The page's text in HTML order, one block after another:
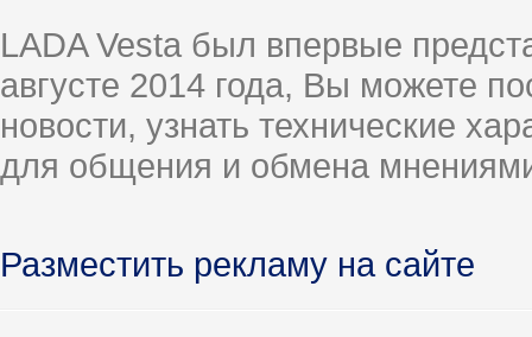
LADA Vesta был впервые
августе 2014 года, Вы можете
новости, узнать технические
для общения и обмена
Разместить рекламу на сайте